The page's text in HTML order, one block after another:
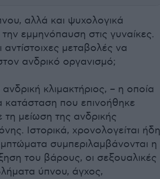
αλλά και ψυχολογικά
την εμμηνόπαυση στις γυναίκες.
μεταβολές να
ανδρικό οργανισμό;
κλιμακτήριος, – η οποία
κατάσταση που επινοήθηκε
τη μείωση της ανδρικής
Ιστορικά, χρονολογείται ήδη
συμπεριλαμβάνονται η
του βάρους, οι σεξουαλικές
ύπνου, άγχος,